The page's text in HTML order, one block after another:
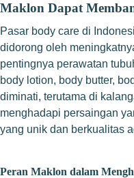
Maklon Dapat
Pasar body care di
didorong oleh
pentingnya perawatan
body lotion, body butter,
diminati, terutama di
menghadapi persaingan
yang unik dan berkualitas
Peran Maklon dalam